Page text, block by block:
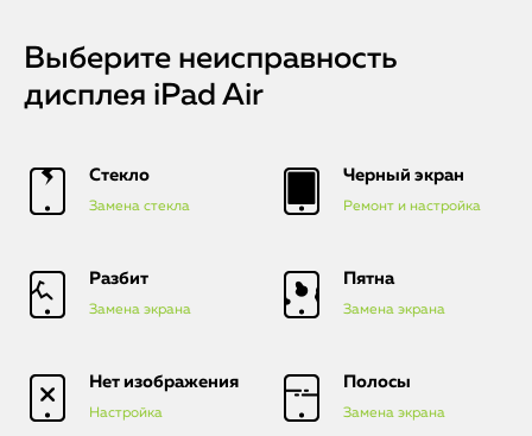
iPhone
Выберите неисправность
дисплея iPad Air
Стекло
Замена стекла
Черный экран
Ремонт и настройка
Разбит
Замена экрана
Пятна
Замена экрана
Нет изображения
Настройка
Полосы
Замена экрана